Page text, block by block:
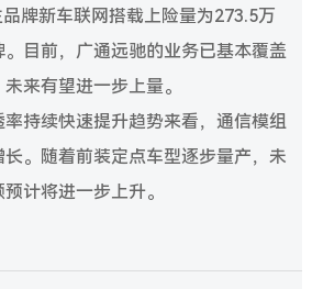
牌新车联网搭载上险量为273.5万
目前，广通远驰的业务已基本覆盖
来有望进一步上量。
持续快速提升趋势来看，通信模组
。随着前装定点车型逐步量产，未
计将进一步上升。